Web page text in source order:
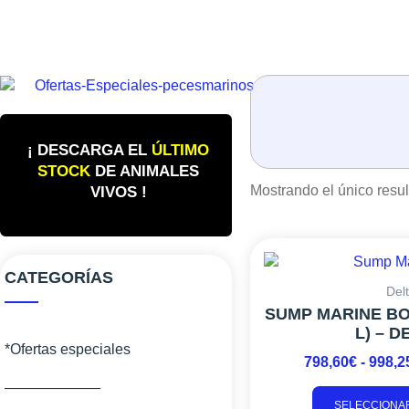
¡ DESCARGA EL ÚLTIMO
STOCK DE ANIMALES
VIVOS !
CATEGORÍAS
*Ofertas especiales
——————–
Mostrando el único
SUMP MARINE
L) –
798,60€ -